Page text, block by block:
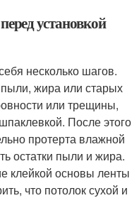
установкой
несколько шагов.
жира или старых
или трещины,
После этого
протерта влажной
остатки пыли и жира.
клейкой основы ленты
что потолок сухой и